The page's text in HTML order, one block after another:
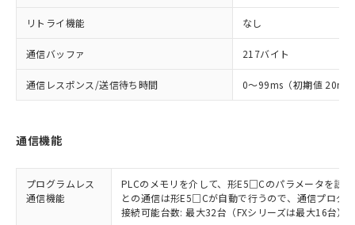
リトライ機能 なし
通信バッファ 217バイト
通信レスポンス/送信待ち時間 0～99ms（初期値 20ms
通信機能
プログラムレス
通信機能
PLCのメモリを介して、形E5□Cのパラメータを読
との通信は形E5□Cが自動で行うので、通信プログ
接続可能台数: 最大32台（FXシリーズは最大16台）